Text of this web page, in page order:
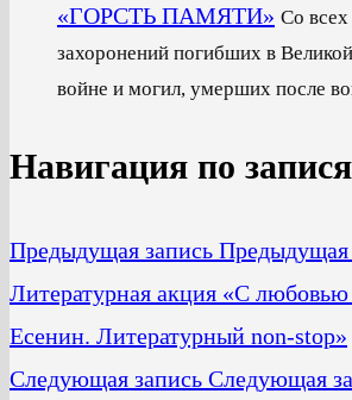
«ГОРСТЬ ПАМЯТИ» Со всех
захоронений погибших в
войне и могил, умерших после
Навигация по
Предыдущая запись Предыдущая
Литературная акция «С любовью
Есенин. Литературный non-stop»
Следующая запись Следующая